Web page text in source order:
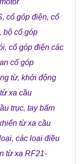
motor
, cổ góp điện, cổ
, bộ cổ góp
, cổ góp điện các
cổ góp
từ, khởi động
xa cầu
trục, tay bấm
từ xa cầu
, các loại điều
từ xa RF21-